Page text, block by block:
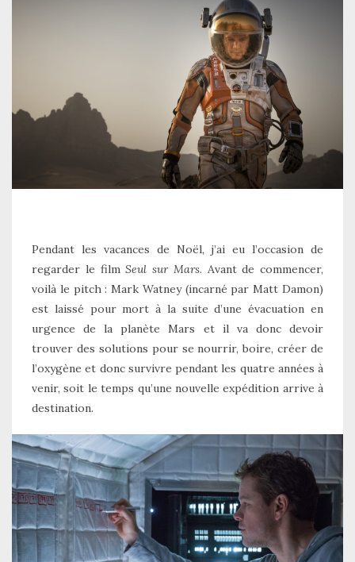
Pendant les vacances de Noël, j’ai eu l’occasion de
regarder le filmSeul sur Mars. Avant de commencer,
voilà le pitch : Mark Watney (incarné par Matt Damon)
est laissé pour mort à la suite d’une évacuation en
urgence de la planète Mars et il va donc devoir
trouver des solutions pour se nourrir, boire, créer de
l’oxygène et donc survivre pendant les quatre années à
venir, soit le temps qu’une nouvelle expédition arrive à
destination.